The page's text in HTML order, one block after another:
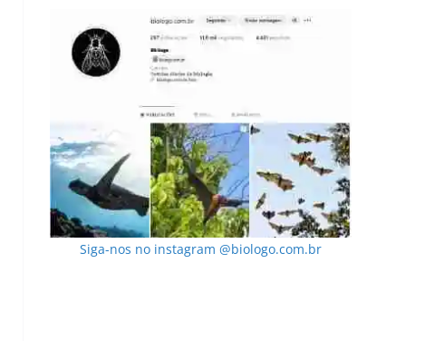
Siga-nos no instagram @biologo.com.br